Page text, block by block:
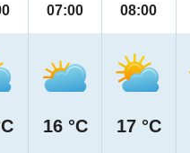
07:00
16 °C
08:00
17 °C